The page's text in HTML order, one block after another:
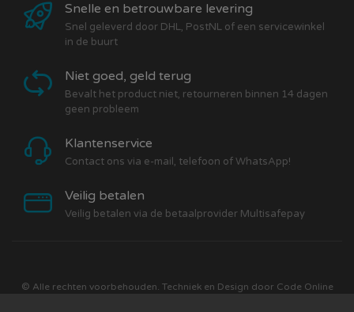
Snelle en betrouwbare levering
Snel geleverd door DHL, PostNL of een servicewinkel
in de buurt
Niet goed, geld terug
Bevalt het product niet, retourneren binnen 14 dagen
geen probleem
Klantenservice
Contact ons via e-mail, telefoon of WhatsApp!
Veilig betalen
Veilig betalen via de betaalprovider Multisafepay
© Alle rechten voorbehouden. Techniek en Design door Code Online